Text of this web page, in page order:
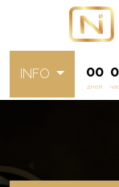
INFO 00
дней